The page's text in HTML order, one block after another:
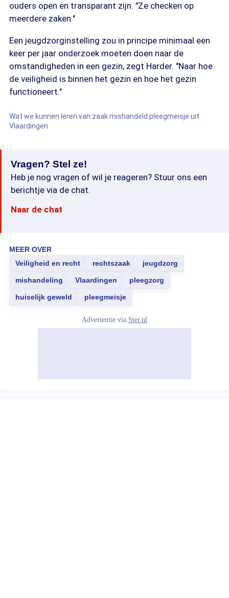
ouders open en transparant zijn. "Ze checken op
meerdere zaken."
Een jeugdzorginstelling zou in principe minimaal een
keer per jaar onderzoek moeten doen naar de
omstandigheden in een gezin, zegt Harder. "Naar hoe
de veiligheid is binnen het gezin en hoe het gezin
functioneert."
Wat we kunnen leren van zaak mishandeld pleegmeisje uit
Vlaardingen
Vragen? Stel ze!
Heb je nog vragen of wil je reageren? Stuur ons een
berichtje via de chat.
Naar de chat
MEER OVER
Veiligheid en recht
rechtszaak jeugdzorg
mishandeling Vlaardingen pleegzorg
huiselijk geweld pleegmeisje
Advertentie via Ster.nl